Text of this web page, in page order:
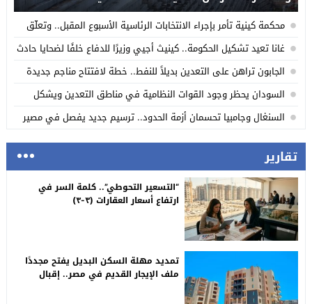
محكمة كينية تأمر بإجراء الانتخابات الرئاسية الأسبوع المقبل.. وتعلّق
الحكم لتفادي أزمة سياسية
غانا تعيد تشكيل الحكومة.. كينيث أجيي وزيرًا للدفاع خلفًا لضحايا حادث
المروحية
الجابون تراهن على التعدين بديلاً للنفط.. خطة لافتتاح مناجم جديدة
حتى 2030
السودان يحظر وجود القوات النظامية في مناطق التعدين ويشكل
محاكم خاصة لمكافحة التهريب
السنغال وجامبيا تحسمان أزمة الحدود.. ترسيم جديد يفصل في مصير
تقارير
“التسعير التحوطي”.. كلمة السر في
ارتفاع أسعار العقارات (٣-٣)
تمديد مهلة السكن البديل يفتح مجددًا
ملف الإيجار القديم في مصر.. إقبال